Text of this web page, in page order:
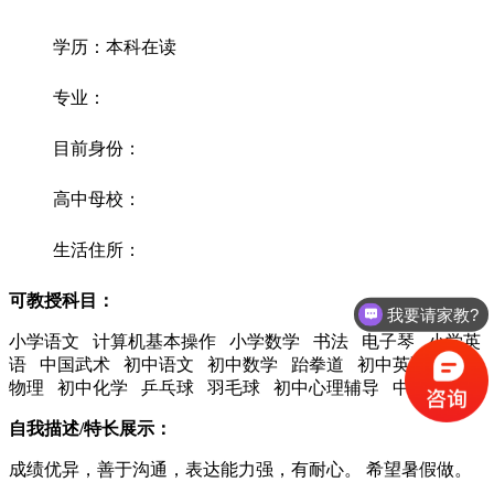
学历：本科在读
专业：
目前身份：
高中母校：
生活住所：
可教授科目：
小学语文 计算机基本操作 小学数学 书法 电子琴 小学英
语 中国武术 初中语文 初中数学 跆拳道 初中英语 初中
物理 初中化学 乒乓球 羽毛球 初中心理辅导 中考辅导
自我描述/特长展示：
成绩优异，善于沟通，表达能力强，有耐心。 希望暑假做。
我要请家教?